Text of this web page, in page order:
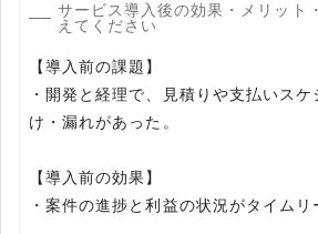
サービス導入後の効果・メリット
えてください
【導入前の課題】
・開発と経理で、見積りや支払いス
け・漏れがあった。
【導入前の効果】